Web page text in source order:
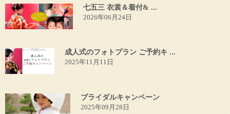
七五三 衣裳＆着付& ...
2026年06月24日
成人式のフォトプラン ご予約キ ...
2025年11月11日
ブライダルキャンペーン
2025年09月28日